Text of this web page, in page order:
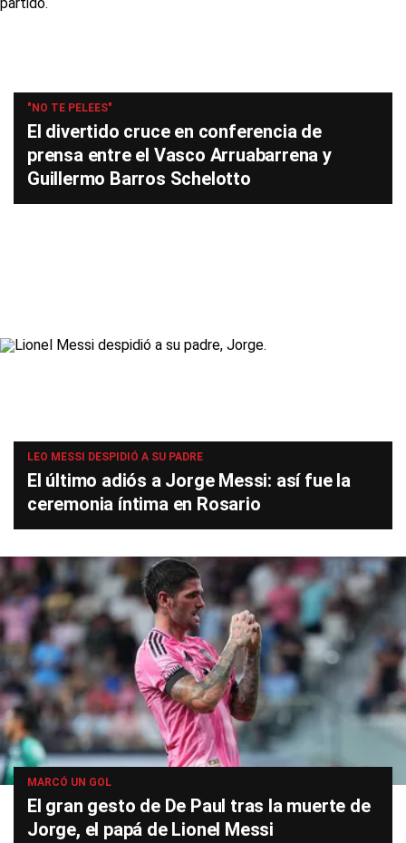
"NO TE PELEES"
El divertido cruce en conferencia de
prensa entre el Vasco Arruabarrena y
Guillermo Barros Schelotto
LEO MESSI DESPIDIÓ A SU PADRE
El último adiós a Jorge Messi: así fue la
ceremonia íntima en Rosario
MARCÓ UN GOL
El gran gesto de De Paul tras la muerte de
Jorge, el papá de Lionel Messi